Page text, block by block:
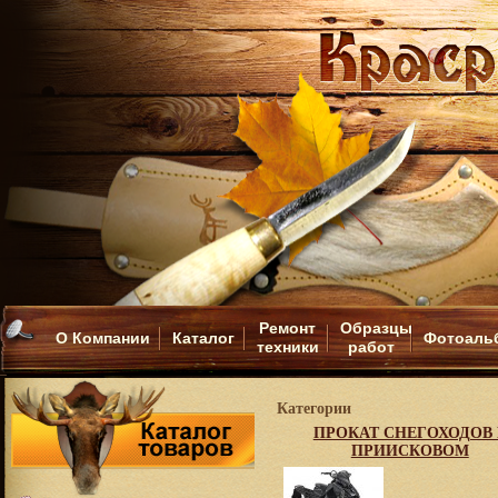
О Компании Каталог
Ремонт
техники
Образцы
работ
Категории
ПРОКАТ СНЕГОХОДОВ
ПРИИСКОВОМ